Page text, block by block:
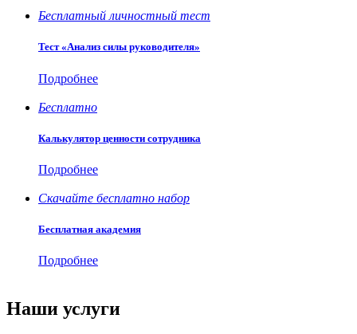
Бесплатный личностный тест
Тест «Анализ силы руководителя»
Подробнее
Бесплатно
Калькулятор ценности сотрудника
Подробнее
Скачайте бесплатно набор
Бесплатная академия
Подробнее
Наши услуги